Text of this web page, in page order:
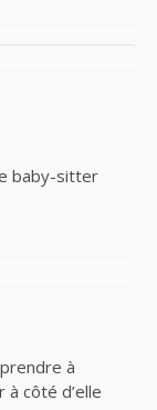
baby-sitter
à
à côté d’elle